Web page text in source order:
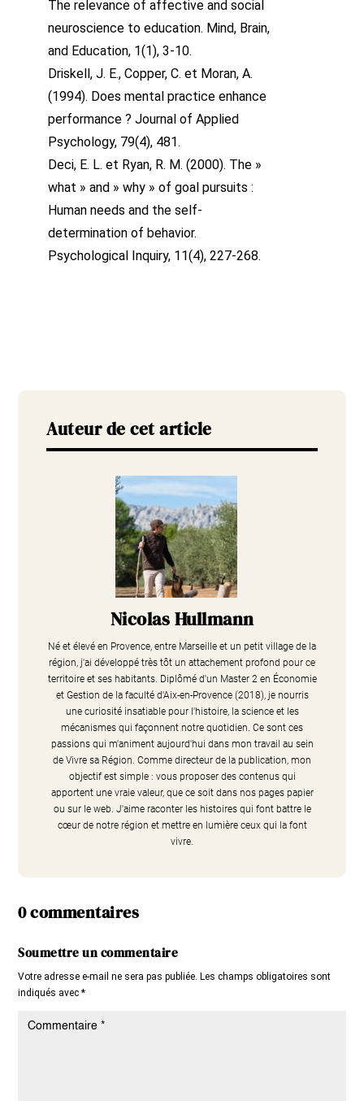
The relevance of affective and social
neuroscience to education. Mind, Brain,
and Education, 1(1), 3-10.
Driskell, J. E., Copper, C. et Moran, A.
(1994). Does mental practice enhance
performance ? Journal of Applied
Psychology, 79(4), 481.
Deci, E. L. et Ryan, R. M. (2000). The »
what » and » why » of goal pursuits :
Human needs and the self-
determination of behavior.
Psychological Inquiry, 11(4), 227-268.
Auteur de cet article
Nicolas Hullmann
Né et élevé en Provence, entre Marseille et un petit village de la
région, j'ai développé très tôt un attachement profond pour ce
territoire et ses habitants. Diplômé d'un Master 2 en Économie
et Gestion de la faculté d'Aix-en-Provence (2018), je nourris
une curiosité insatiable pour l'histoire, la science et les
mécanismes qui façonnent notre quotidien. Ce sont ces
passions qui m'animent aujourd'hui dans mon travail au sein
de Vivre sa Région. Comme directeur de la publication, mon
objectif est simple : vous proposer des contenus qui
apportent une vraie valeur, que ce soit dans nos pages papier
ou sur le web. J'aime raconter les histoires qui font battre le
cœur de notre région et mettre en lumière ceux qui la font
vivre.
0 commentaires
Soumettre un commentaire
Votre adresse e-mail ne sera pas publiée. Les champs obligatoires sont
indiqués avec*